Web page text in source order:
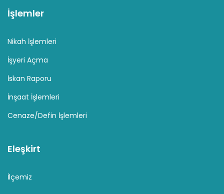
İşlemler
Nikah İşlemleri
İşyeri Açma
İskan Raporu
İnşaat İşlemleri
Cenaze/Defin İşlemleri
Eleşkirt
İlçemiz